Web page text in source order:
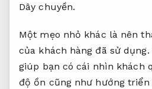
Dây chuyền.
Một mẹo nhỏ khác là nên
của khách hàng đã sử
giúp bạn có cái nhìn khách
độ ồn cũng như hướng triển